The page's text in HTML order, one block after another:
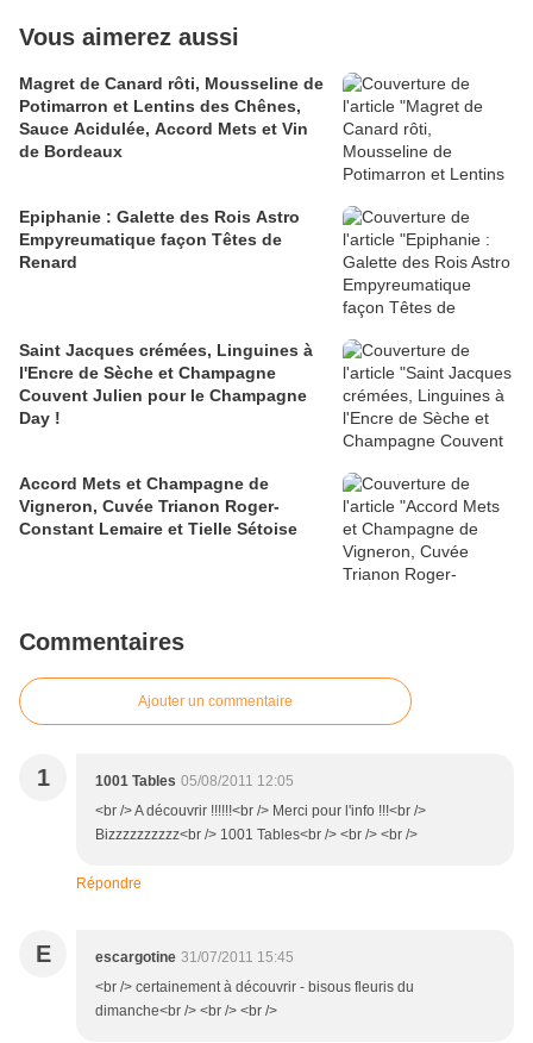
Vous aimerez aussi
Magret de Canard rôti, Mousseline de
Potimarron et Lentins des Chênes,
Sauce Acidulée, Accord Mets et Vin
de Bordeaux
Epiphanie : Galette des Rois Astro
Empyreumatique façon Têtes de
Renard
Saint Jacques crémées, Linguines à
l'Encre de Sèche et Champagne
Couvent Julien pour le Champagne
Day !
Accord Mets et Champagne de
Vigneron, Cuvée Trianon Roger-
Constant Lemaire et Tielle Sétoise
Commentaires
Ajouter un commentaire
1 1001 Tables 05/08/2011 12:05
<br /> A découvrir !!!!!!<br /> Merci pour l'info !!!<br />
Bizzzzzzzzzz<br /> 1001 Tables<br /> <br /> <br />
Répondre
E escargotine 31/07/2011 15:45
<br /> certainement à découvrir - bisous fleuris du
dimanche<br /> <br /> <br />